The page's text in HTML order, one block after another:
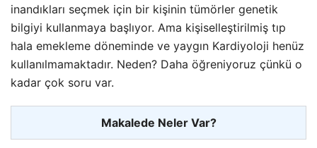
inandıkları seçmek için bir kişinin tümörler genetik
bilgiyi kullanmaya başlıyor. Ama kişiselleştirilmiş tıp
hala emekleme döneminde ve yaygın Kardiyoloji henüz
kullanılmamaktadır. Neden? Daha öğreniyoruz çünkü o
kadar çok soru var.
Makalede Neler Var?